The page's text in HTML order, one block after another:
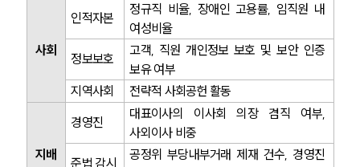
사회
인적자본
정규직 비율, 장애인 고용률, 임직원 내
여성비율
정보보호
고객, 직원 개인정보 보호 및 보안 인증
보유 여부
지역사회
전략적 사회공헌 활동
지배
경영진
대표이사의 이사회 의장 겸직 여부,
사외이사 비중
준법 감시
공정위 부당내부거래 제재 건수, 경영진